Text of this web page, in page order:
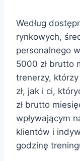
Według
rynkowych,
personalnego
5000 zł brutto
trenerzy,
zł, jak i ci,
zł brutto
wpływającym
klientów i
godzinę